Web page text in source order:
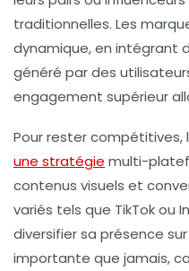
traditionnelles. Les
dynamique, en intégrant
généré par des
engagement supérieur
Pour rester compétitives,
une stratégie multi-
contenus visuels et
variés tels que TikTok ou
diversifier sa présence
importante que jamais,